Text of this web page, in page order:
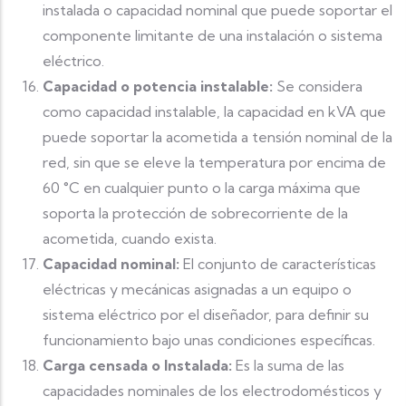
instalada o capacidad nominal que puede soportar el
componente limitante de una instalación o sistema
eléctrico.
Capacidad o potencia instalable: Se considera
como capacidad instalable, la capacidad en kVA que
puede soportar la acometida a tensión nominal de la
red, sin que se eleve la temperatura por encima de
60 °C en cualquier punto o la carga máxima que
soporta la protección de sobrecorriente de la
acometida, cuando exista.
Capacidad nominal: El conjunto de características
eléctricas y mecánicas asignadas a un equipo o
sistema eléctrico por el diseñador, para definir su
funcionamiento bajo unas condiciones específicas.
Carga censada o Instalada: Es la suma de las
capacidades nominales de los electrodomésticos y